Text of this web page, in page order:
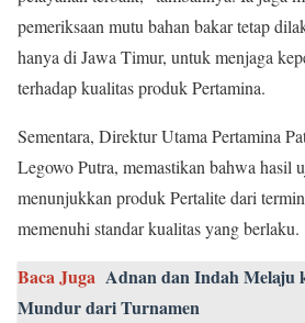
pemeriksaan mutu bahan bakar tetap
hanya di Jawa Timur, untuk menjaga
terhadap kualitas produk Pertamina.
Sementara, Direktur Utama Pertamina
Legowo Putra, memastikan bahwa hasil
menunjukkan produk Pertalite dari
memenuhi standar kualitas yang berlaku.
Baca Juga Adnan dan Indah Melaju
Mundur dari Turnamen